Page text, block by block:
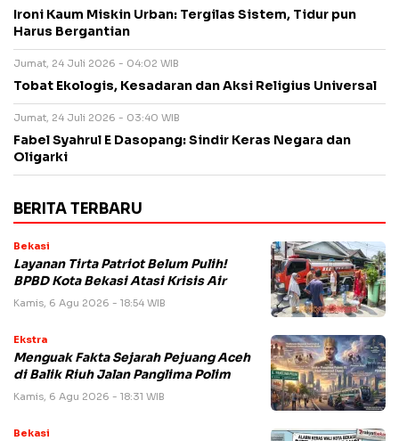
Ironi Kaum Miskin Urban: Tergilas Sistem, Tidur pun
Harus Bergantian
Jumat, 24 Juli 2026 - 04:02 WIB
Tobat Ekologis, Kesadaran dan Aksi Religius Universal
Jumat, 24 Juli 2026 - 03:40 WIB
Fabel Syahrul E Dasopang: Sindir Keras Negara dan
Oligarki
BERITA TERBARU
Bekasi
Layanan Tirta Patriot Belum Pulih!
BPBD Kota Bekasi Atasi Krisis Air
Kamis, 6 Agu 2026 - 18:54 WIB
Ekstra
Menguak Fakta Sejarah Pejuang Aceh
di Balik Riuh Jalan Panglima Polim
Kamis, 6 Agu 2026 - 18:31 WIB
Bekasi